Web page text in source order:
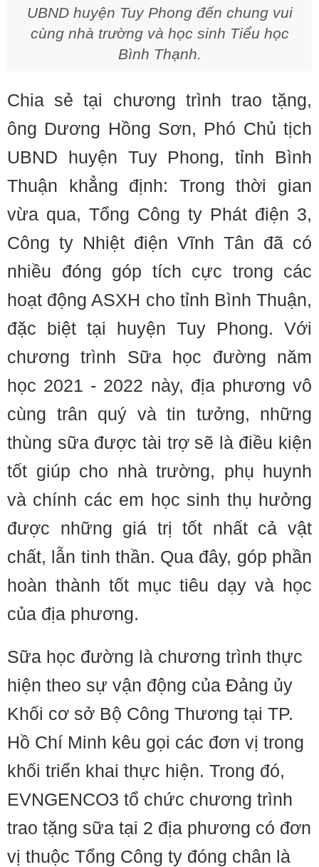
UBND huyện Tuy Phong đến chung vui
cùng nhà trường và học sinh Tiểu học
Bình Thạnh.
Chia sẻ tại chương trình trao tặng,
ông Dương Hồng Sơn, Phó Chủ tịch
UBND huyện Tuy Phong, tỉnh Bình
Thuận khẳng định: Trong thời gian
vừa qua, Tổng Công ty Phát điện 3,
Công ty Nhiệt điện Vĩnh Tân đã có
nhiều đóng góp tích cực trong các
hoạt động ASXH cho tỉnh Bình Thuận,
đặc biệt tại huyện Tuy Phong. Với
chương trình Sữa học đường năm
học 2021 - 2022 này, địa phương vô
cùng trân quý và tin tưởng, những
thùng sữa được tài trợ sẽ là điều kiện
tốt giúp cho nhà trường, phụ huynh
và chính các em học sinh thụ hưởng
được những giá trị tốt nhất cả vật
chất, lẫn tinh thần. Qua đây, góp phần
hoàn thành tốt mục tiêu dạy và học
của địa phương.
Sữa học đường là chương trình thực
hiện theo sự vận động của Đảng ủy
Khối cơ sở Bộ Công Thương tại TP.
Hồ Chí Minh kêu gọi các đơn vị trong
khối triển khai thực hiện. Trong đó,
EVNGENCO3 tổ chức chương trình
trao tặng sữa tại 2 địa phương có đơn
vị thuộc Tổng Công ty đóng chân là